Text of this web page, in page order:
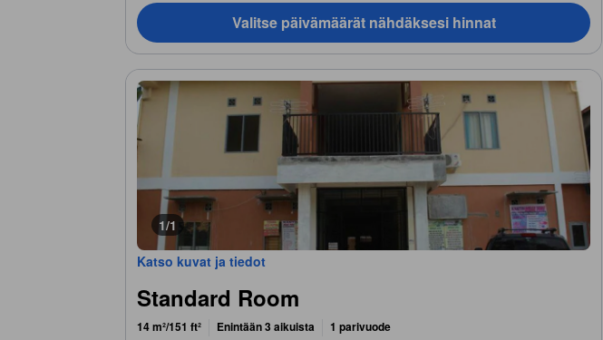
Valitse päivämäärät nähdäksesi hinnat
1/1
Katso kuvat ja tiedot
Standard Room
14 m²/151 ft² Enintään 3 aikuista 1 parivuode